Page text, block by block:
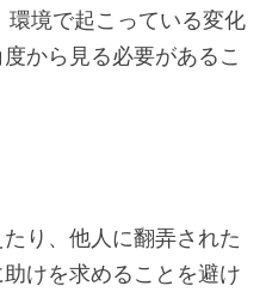
境で起こっている変化
から見る必要があるこ
り、他人に翻弄された
けを求めることを避け